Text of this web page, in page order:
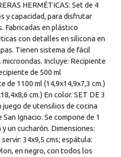
HERMÉTICAS: Set de 4
y capacidad, para disfrutar
Fabricadas en plástico
con detalles en silicona en
Tienen sistema de fácil
Incluye: Recipiente
de 500 ml
de 1100 ml (14,9x14,9x7,3 cm.)
cm.) En color. SET DE 3
juego de utensilios de cocina
Ignacio. Se compone de 1
un cucharón. Dimensiones:
34x9,5 cms; espátula:
en negro, con todos los